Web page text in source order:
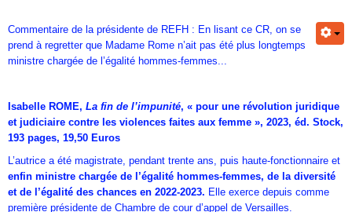
Commentaire de la présidente de REFH : En lisant ce CR, on se
prend à regretter que Madame Rome n’ait pas été plus longtemps
ministre chargée de l’égalité hommes-femmes...
Isabelle ROME, La fin de l’impunité, « pour une révolution juridique
et judiciaire contre les violences faites aux femme », 2023, éd. Stock,
193 pages, 19,50 Euros
L’autrice a été magistrate, pendant trente ans, puis haute-fonctionnaire et
enfin ministre chargée de l’égalité hommes-femmes, de la diversité
et de l’égalité des chances en 2022-2023. Elle exerce depuis comme
première présidente de Chambre de cour d’appel de Versailles.